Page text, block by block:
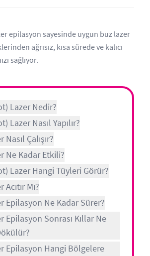
epilasyon sayesinde uygun buz lazer
ağrısız, kısa sürede ve kalıcı
sağlıyor.
Lazer Nedir?
Lazer Nasıl Yapılır?
Nasıl Çalışır?
Ne Kadar Etkili?
Lazer Hangi Tüyleri Görür?
Mı?
Epilasyon Ne Kadar Sürer?
Epilasyon Sonrası Kıllar Ne
Epilasyon Hangi Bölgelere